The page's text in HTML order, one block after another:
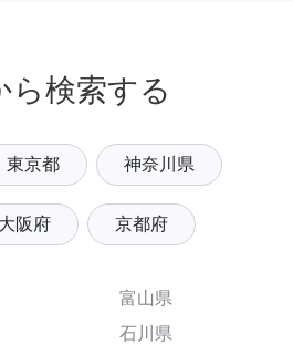
ら検索する
東京都 神奈川県
大阪府 京都府
富山県
石川県